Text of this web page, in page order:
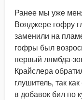
Ранее мы уже
Вояджере гофру
заменили на
гофры был
первый лямбда-
Крайслера
глушитель, так
в добавок бил по